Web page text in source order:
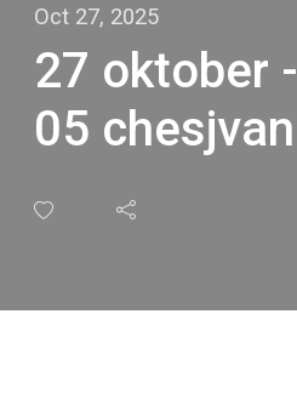
Oct 27, 2025
27 oktober -
05 chesjvan